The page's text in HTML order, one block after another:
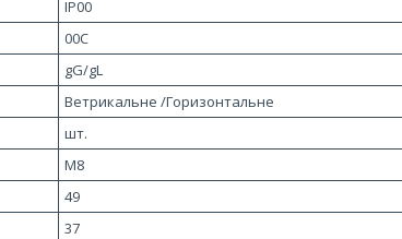
IP00
00С
gG/gL
Ветрикальне /Горизонтальне
шт.
М8
49
37